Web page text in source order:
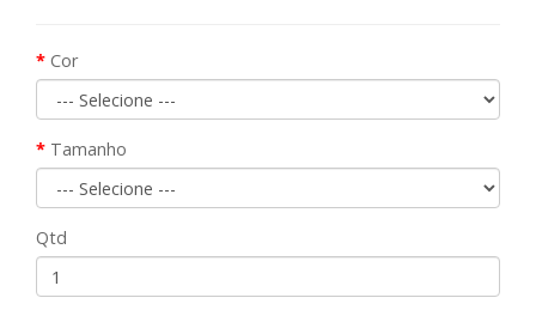
Cor
Tamanho
Qtd